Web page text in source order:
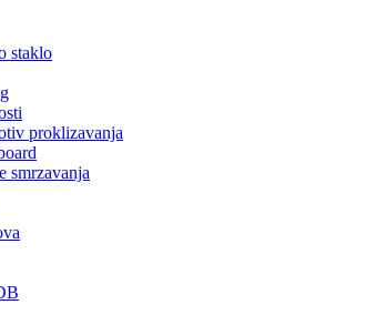
staklo
proklizavanja
smrzavanja